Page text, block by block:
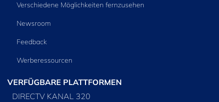
Verschiedene Möglichkeiten fernzusehen
Newsroom
Feedback
Werberessourcen
VERFÜGBARE PLATTFORMEN
DIRECTV KANAL 320